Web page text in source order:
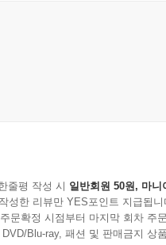
줄평 작성 시 일반회원 50원, 마니
성한 리뷰만 YES포인트 지급됩니
문확정 시점부터 마지막 회차 주
Blu-ray, 패션 및 판매금지 상